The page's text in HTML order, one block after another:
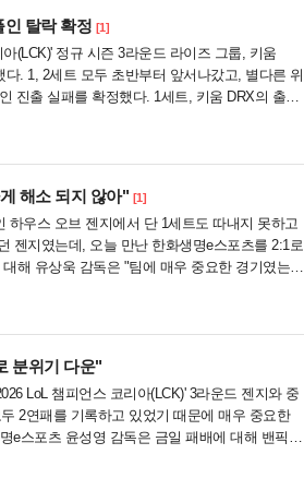
탈락 확정 [1]
(LCK)' 정규 시즌 3라운드 라이즈 그룹, 키움
. 1, 2세트 모두 초반부터 앞서나갔고, 별다른 위
진출 실패를 확정했다. 1세트, 키움 DRX의 출발
해소 되지 않아" [1]
하우스 오브 젠지에서 단 1세트도 따내지 못하고
젠지였는데, 오늘 만난 한화생명e스포츠를 2:1로
해 유상욱 감독은 "팀에 매우 중요한 경기였는
분위기 다운"
LoL 챔피언스 코리아(LCK)' 3라운드 젠지와 중
2연패를 기록하고 있었기 때문에 매우 중요한
e스포츠 윤성영 감독은 금일 패배에 대해 밴픽이